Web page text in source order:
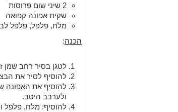
2 שיני שום פרוסות
שקית אפונה קפואה
מלח, פלפל, פלפל
הכנה:
לטגן בסיר רחב שמן
להוסיף לסיר את
להוסיף את האפונה
ולערבב היטב.
להוסיף: מלח, פלפל